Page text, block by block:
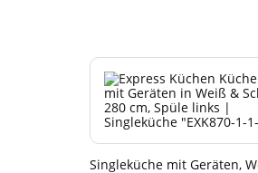
Singleküche mit Geräten,